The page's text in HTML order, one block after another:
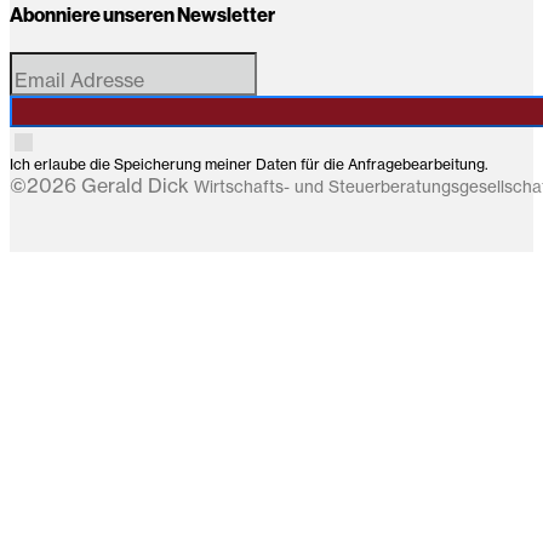
Abonniere unseren Newsletter
Ich erlaube die Speicherung meiner Daten für die Anfragebearbeitung.
©2026 Gerald Dick Wirtschafts- und